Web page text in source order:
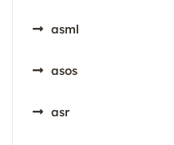
asml
asos
asr